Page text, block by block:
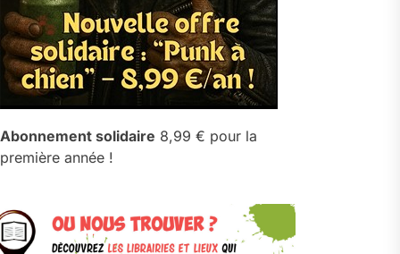
Abonnement solidaire 8,99 € pour la
première année !